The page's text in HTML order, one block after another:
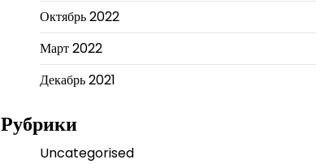
Октябрь 2022
Март 2022
Декабрь 2021
Рубрики
Uncategorised